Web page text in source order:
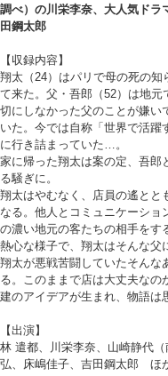
調べ）の川栄李奈、大人気ドラ
田鋼太郎
【収録内容】
翔太（24）はパリで母の死の
て来た。父・吾郎（52）は地
切にしなかった父のことが嫌い
いた。今では自称「世界で活
に行き詰まっていた…。
家に帰った翔太は案の定、吾郎
る騒ぎに。
翔太はやむなく、店員の遙とと
なる。他人とコミュニケーショ
の濃い地元の客たちの相手をす
熱心な様子で、翔太はそんな父
翔太が悪戦苦闘していたそんな
る。このままで店は大丈夫な
建のアイデアが生まれ、物語は
【出演】
林 遣都、川栄李奈、山崎静代
弘、床嶋佳子、吉田鋼太郎 ほ